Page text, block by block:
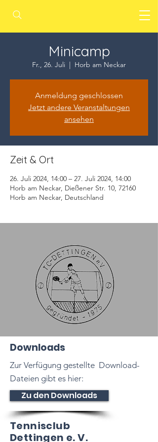
Minicamp
Fr., 26. Juli
  |
Horb am Neckar
Anmeldung geschlossen
Jetzt andere Veranstaltungen
ansehen
Zeit & Ort
26. Juli 2024, 14:00 – 27. Juli 2024, 14:00
Horb am Neckar, Dießener Str. 10, 72160
Horb am Neckar, Deutschland
Downloads
Zur Verfügung gestellte Download-
Dateien gibt es hier:
Zu den Downloads
Tennisclub
Dettingen e. V.